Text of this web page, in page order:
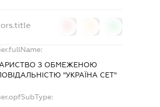
З ОБМЕЖЕНОЮ
"УКРАЇНА СЕТ"